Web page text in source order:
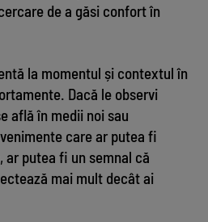
de a găsi confort în
la momentul și contextul în
Dacă le observi
află în medii noi sau
care ar putea fi
putea fi un semnal că
mai mult decât ai